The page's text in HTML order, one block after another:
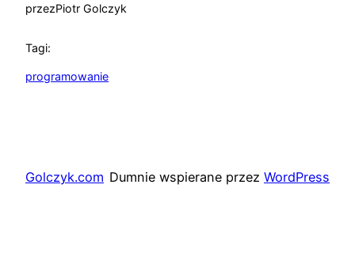
przezPiotr Golczyk
Tagi:
programowanie
Golczyk.com Dumnie wspierane przez WordPress